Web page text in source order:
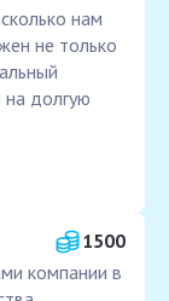
нам
не только
на долгую
1500
компании в